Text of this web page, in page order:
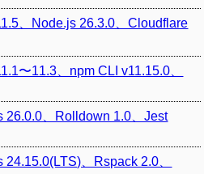
、Node.js 26.3.0、Cloudflare
〜11.3、npm CLI v11.15.0、
26.0.0、Rolldown 1.0、Jest
、Rspack 2.0、